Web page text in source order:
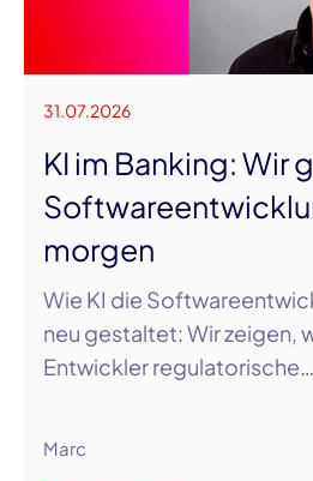
31.07.2026
KI im Banking: Wir
morgen
Wie KI die
neu gestaltet: Wir zeigen,
Entwickler regulatorische…
Marc